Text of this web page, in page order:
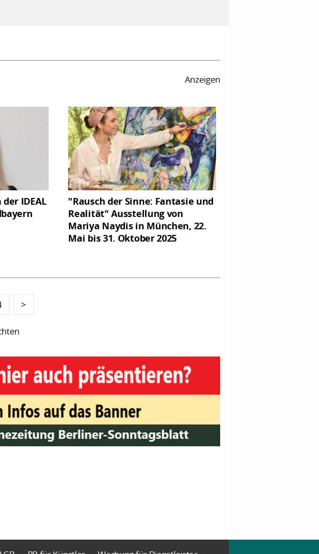
Anzeigen
IDEAL
"Rausch der Sinne: Fantasie und
Realität" Ausstellung von
Mariya Naydis in München, 22.
Mai bis 31. Oktober 2025
>